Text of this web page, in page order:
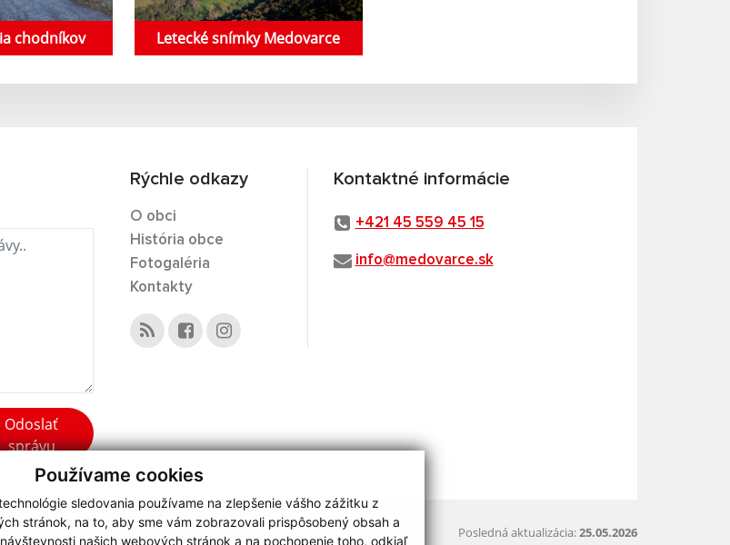
Používame cookies
sledovania používame na zlepšenie vášho zážitku z
stránok, na to, aby sme vám zobrazovali prispôsobený obsah a
našich webových stránok a na pochopenie toho, odkiaľ
chodníkov Letecké snímky Medovarce
Odoslať
správu
Rýchle odkazy
O obci
História obce
Fotogaléria
Kontakty
Kontaktné informácie
+421 45 559 45 15
info@medovarce.sk
Posledná aktualizácia:25.05.2026